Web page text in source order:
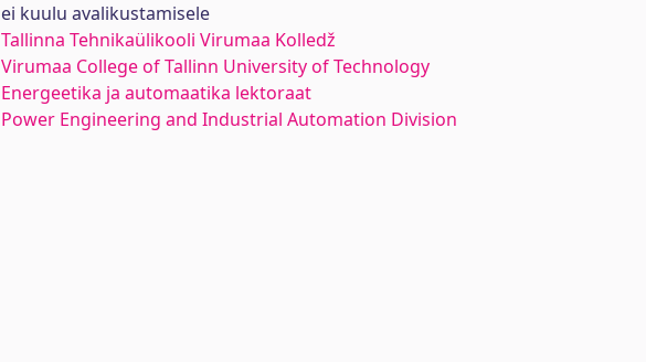
ei kuulu avalikustamisele
Tallinna Tehnikaülikooli Virumaa Kolledž
Virumaa College of Tallinn University of Technology
Energeetika ja automaatika lektoraat
Power Engineering and Industrial Automation Division